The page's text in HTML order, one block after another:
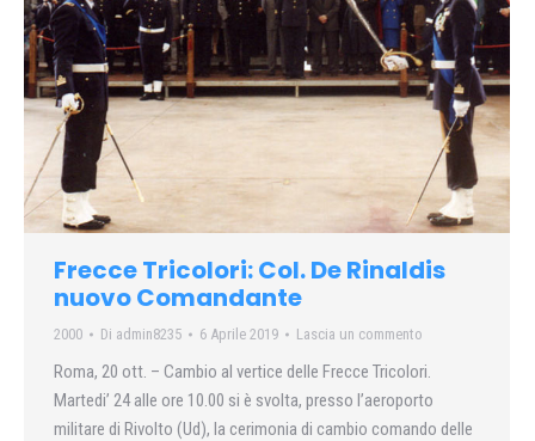
Frecce Tricolori: Col. De Rinaldis
nuovo Comandante
2000 Di admin8235 6 Aprile 2019 Lascia un commento
Roma, 20 ott. – Cambio al vertice delle Frecce Tricolori.
Martedi’ 24 alle ore 10.00 si è svolta, presso l’aeroporto
militare di Rivolto (Ud), la cerimonia di cambio comando delle